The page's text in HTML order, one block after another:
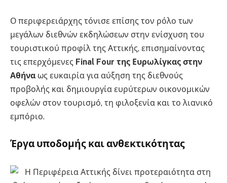
Ο περιφερειάρχης τόνισε επίσης τον ρόλο των
μεγάλων διεθνών εκδηλώσεων στην ενίσχυση του
τουριστικού προφίλ της Αττικής, επισημαίνοντας
τις επερχόμενες Final Four της Ευρωλίγκας στην
Αθήνα ως ευκαιρία για αύξηση της διεθνούς
προβολής και δημιουργία ευρύτερων οικονομικών
οφελών στον τουρισμό, τη φιλοξενία και το λιανικό
εμπόριο.
Έργα υποδομής και ανθεκτικότητας